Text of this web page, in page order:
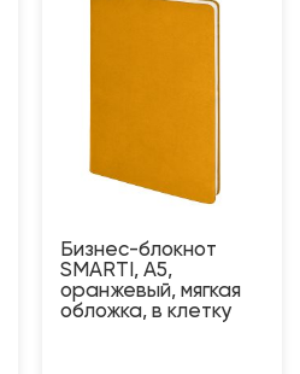
Бизнес-блокнот
SMARTI, A5,
оранжевый, мягкая
обложка, в клетку